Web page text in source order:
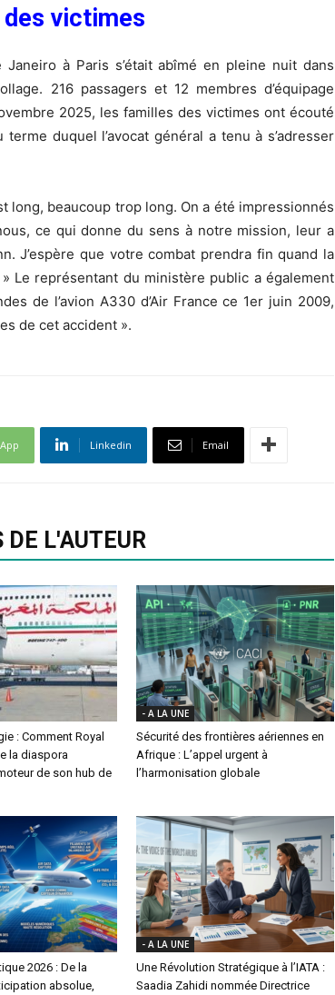
victimes
à Paris s’était abîmé en pleine nuit dans
216 passagers et 12 membres d’équipage
2025, les familles des victimes ont écouté
duquel l’avocat général a tenu à s’adresser
long, beaucoup trop long. On a été impressionnés
ce qui donne du sens à notre mission, leur a
J’espère que votre combat prendra fin quand la
Le représentant du ministère public a également
de l’avion A330 d’Air France ce 1er juin 2009,
de cet accident ».
Linkedin Email
DE L'AUTEUR
: Comment Royal
la diaspora
de son hub de
- A LA UNE
Sécurité des frontières aériennes en
Afrique : L’appel urgent à
l’harmonisation globale
2026 : De la
absolue,
- A LA UNE
Une Révolution Stratégique à l’IATA :
Saadia Zahidi nommée Directrice